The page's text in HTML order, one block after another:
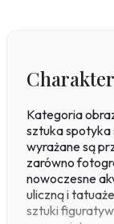
Kategoria
sztuka spotyka
wyrażane są
zarówno
nowoczesne
uliczną i
sztuki